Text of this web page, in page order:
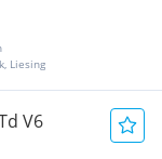
Liesing
V6